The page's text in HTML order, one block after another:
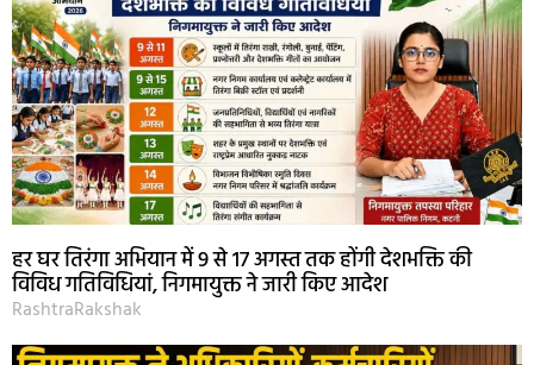
हर घर तिरंगा अभियान में 9 से 17 अगस्त तक होंगी देशभक्ति की
विविध गतिविधियां, निगमायुक्त ने जारी किए आदेश
RashtraRakshak